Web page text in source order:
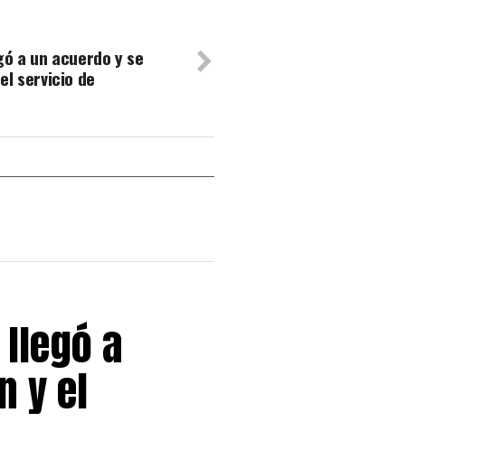
a un acuerdo y se
servicio de
a
y el